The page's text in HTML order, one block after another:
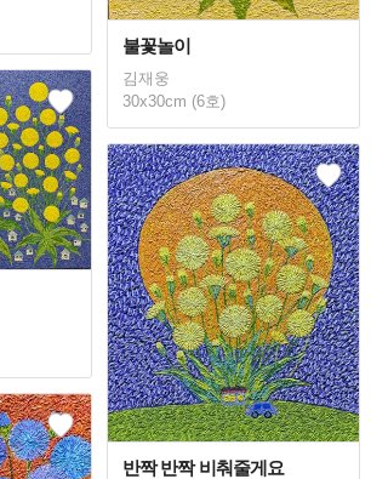
불꽃놀이
김재웅
30x30cm (6호)
반짝 반짝 비춰줄게요